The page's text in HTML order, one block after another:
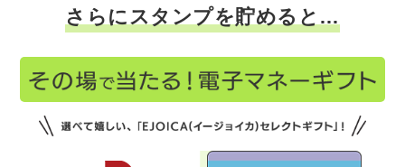
さらにスタンプを貯めると…